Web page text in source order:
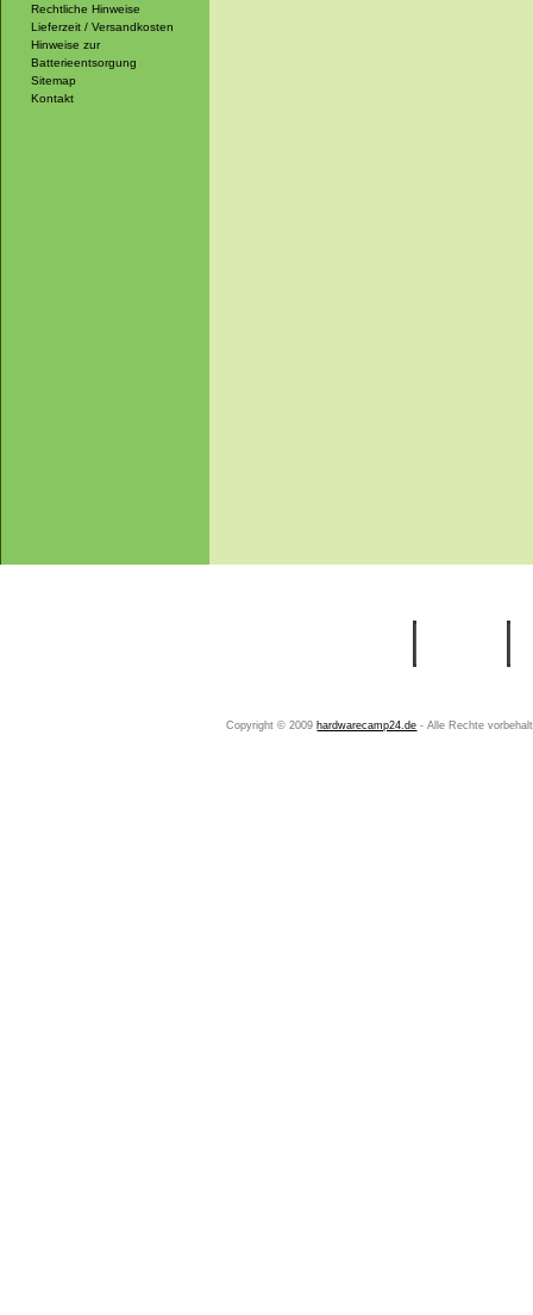
Rechtliche Hinweise
Lieferzeit / Versandkosten
Hinweise zur
Batterieentsorgung
Sitemap
Kontakt
Copyright © 2009 hardwarecamp24.de - Alle Rechte